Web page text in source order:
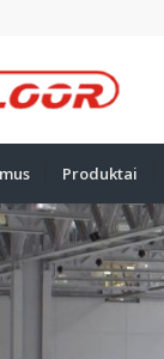
Produktai